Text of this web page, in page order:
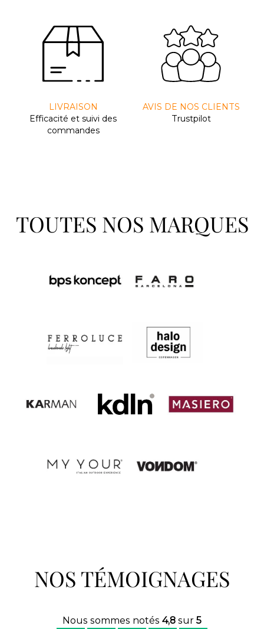
LIVRAISON
Efﬁcacité et suivi des
commandes
AVIS DE NOS CLIENTS
Trustpilot
TOUTES NOS MARQUES
NOS TÉMOIGNAGES
Nous sommes notés 4,8 sur 5